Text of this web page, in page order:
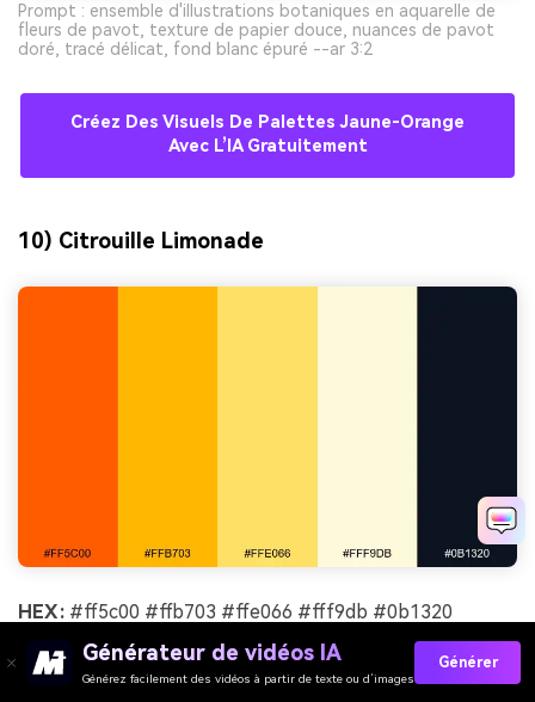
Prompt : ensemble d'illustrations botaniques en aquarelle de
fleurs de pavot, texture de papier douce, nuances de pavot
doré, tracé délicat, fond blanc épuré --ar 3:2
Créez Des Visuels De Palettes Jaune-Orange
Avec L’IA Gratuitement
10) Citrouille Limonade
HEX : #ff5c00 #ffb703 #ffe066 #fff9db #0b1320
Ambiance :rafraîchissant, dynamique, estival
Générateur de vidéos IA
Générez facilement des vidéos à partir de texte ou d’images
Générer